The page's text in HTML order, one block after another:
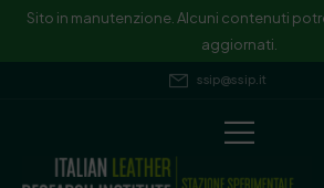
Sito in manutenzione. Alcuni contenuti
aggiornati.
ssip@ssip.it